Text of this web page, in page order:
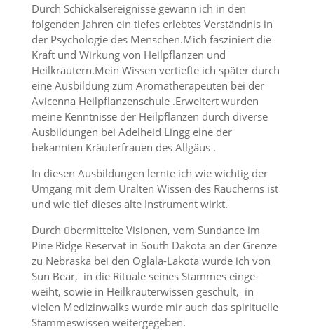
Durch Schick­als­er­eig­nisse gewann ich in den
folgenden Jahren ein tiefes erlebtes Verständnis in
der Psycho­logie des Menschen.Mich faszi­niert die
Kraft und Wirkung von Heilpflanzen und
Heilkräutern.Mein Wissen vertiefte ich später durch
eine Ausbil­dung zum Aroma­the­ra­peuten bei der
Avicenna Heilpflan­zen­schule .Erwei­tert wurden
meine Kennt­nisse der Heilpflanzen durch diverse
Ausbil­dungen bei Adelheid Lingg eine der
bekannten Kräuter­frauen des Allgäus .
In diesen Ausbil­dungen lernte ich wie wichtig der
Umgang mit dem Uralten Wissen des Räucherns ist
und wie tief dieses alte Instru­ment wirkt.
Durch übermit­telte Visionen, vom Sundance im
Pine Ridge Reservat in South Dakota an der Grenze
zu Nebraska bei den Oglala-Lakota wurde ich von
Sun Bear, in die Rituale seines Stammes einge­
weiht, sowie in Heilkräu­ter­wissen geschult, in
vielen Medizin­walks wurde mir auch das spiri­tu­elle
Stammes­wissen weitergegeben.